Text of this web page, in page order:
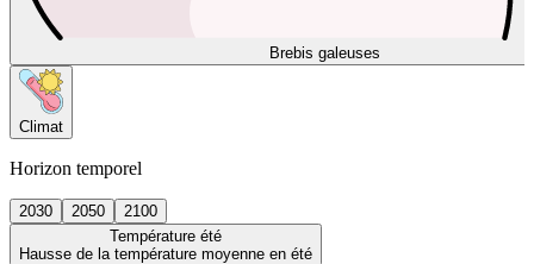
Brebis galeuses
Climat
Horizon temporel
2030 2050
2100
Température été
Hausse de la température moyenne en été